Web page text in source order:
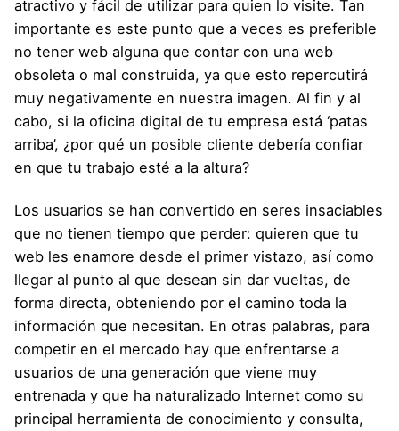
atractivo y fácil de utilizar para quien lo visite. Tan
importante es este punto que a veces es preferible
no tener web alguna que contar con una web
obsoleta o mal construida, ya que esto repercutirá
muy negativamente en nuestra imagen. Al fin y al
cabo, si la oficina digital de tu empresa está ‘patas
arriba’, ¿por qué un posible cliente debería confiar
en que tu trabajo esté a la altura?
Los usuarios se han convertido en seres insaciables
que no tienen tiempo que perder: quieren que tu
web les enamore desde el primer vistazo, así como
llegar al punto al que desean sin dar vueltas, de
forma directa, obteniendo por el camino toda la
información que necesitan. En otras palabras, para
competir en el mercado hay que enfrentarse a
usuarios de una generación que viene muy
entrenada y que ha naturalizado Internet como su
principal herramienta de conocimiento y consulta,